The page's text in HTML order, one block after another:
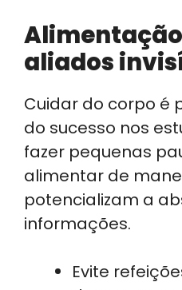
aliados
Cuidar do corpo é
do sucesso nos
fazer pequenas
alimentar de
potencializam a
informações.
Evite